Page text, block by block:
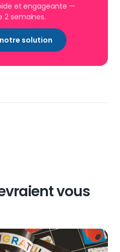
et engageante —
2 semaines.
solution
vous